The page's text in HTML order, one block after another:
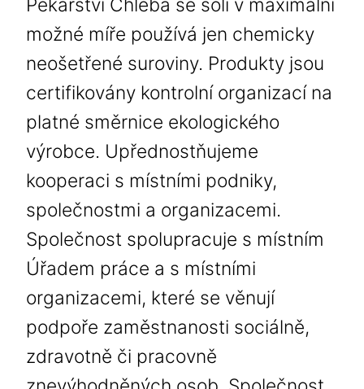
Pekařství Chleba se solí v maximální
možné míře používá jen chemicky
neošetřené suroviny. Produkty jsou
certifikovány kontrolní organizací na
platné směrnice ekologického
výrobce. Upřednostňujeme
kooperaci s místními podniky,
společnostmi a organizacemi.
Společnost spolupracuje s místním
Úřadem práce a s místními
organizacemi, které se věnují
podpoře zaměstnanosti sociálně,
zdravotně či pracovně